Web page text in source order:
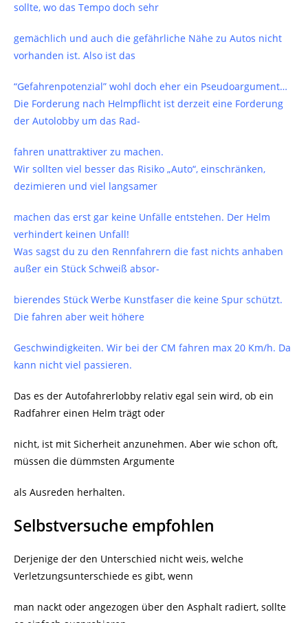
sollte, wo das Tempo doch sehr
gemächlich und auch die gefährliche Nähe zu Autos nicht
vorhanden ist. Also ist das
“Gefahrenpotenzial” wohl doch eher ein Pseudoargument…
Die Forderung nach Helmpflicht ist derzeit eine Forderung
der Autolobby um das Rad-
fahren unattraktiver zu machen.
Wir sollten viel besser das Risiko „Auto“, einschränken,
dezimieren und viel langsamer
machen das erst gar keine Unfälle entstehen. Der Helm
verhindert keinen Unfall!
Was sagst du zu den Rennfahrern die fast nichts anhaben
außer ein Stück Schweiß absor-
bierendes Stück Werbe Kunstfaser die keine Spur schützt.
Die fahren aber weit höhere
Geschwindigkeiten. Wir bei der CM fahren max 20 Km/h. Da
kann nicht viel passieren.
Das es der Autofahrerlobby relativ egal sein wird, ob ein
Radfahrer einen Helm trägt oder
nicht, ist mit Sicherheit anzunehmen. Aber wie schon oft,
müssen die dümmsten Argumente
als Ausreden herhalten.
Selbstversuche empfohlen
Derjenige der den Unterschied nicht weis, welche
Verletzungsunterschiede es gibt, wenn
man nackt oder angezogen über den Asphalt radiert, sollte